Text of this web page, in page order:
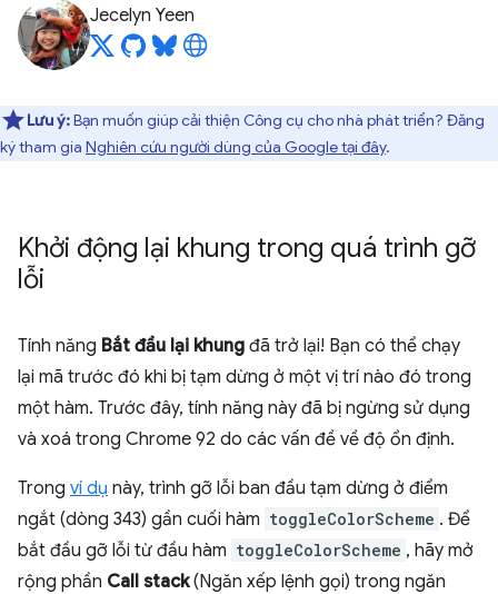
Jecelyn Yeen
Lưu ý:Bạn muốn giúp cải thiện Công cụ cho nhà phát triển? Đăng
ký tham gia Nghiên cứu người dùng của Google tại đây.
Khởi động lại khung trong quá trình gỡ
lỗi
Tính năng Bắt đầu lại khung đã trở lại! Bạn có thể chạy
lại mã trước đó khi bị tạm dừng ở một vị trí nào đó trong
một hàm. Trước đây, tính năng này đã bị ngừng sử dụng
và xoá trong Chrome 92 do các vấn đề về độ ổn định.
Trong ví dụ này, trình gỡ lỗi ban đầu tạm dừng ở điểm
ngắt (dòng 343) gần cuối hàm toggleColorScheme . Để
bắt đầu gỡ lỗi từ đầu hàm toggleColorScheme , hãy mở
rộng phần Call stack(Ngăn xếp lệnh gọi) trong ngăn